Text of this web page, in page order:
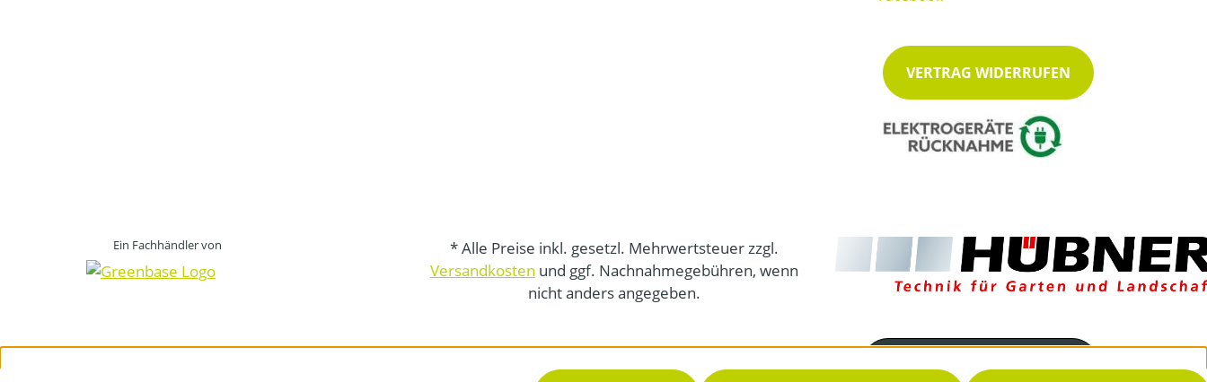
VERTRAG WIDERRUFEN
Ein Fachhändler von
* Alle Preise inkl. gesetzl. Mehrwertsteuer zzgl.
Versandkosten und ggf. Nachnahmegebühren, wenn
nicht anders angegeben.